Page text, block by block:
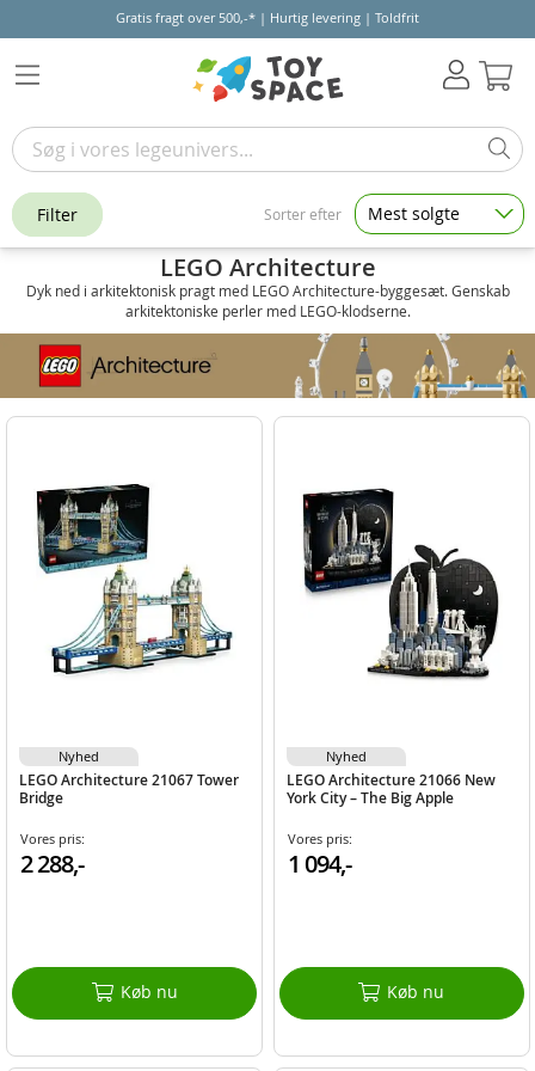
Gratis fragt over 500,-* | Hurtig levering | Toldfrit
LEGO Architecture
Dyk ned i arkitektonisk pragt med LEGO Architecture-byggesæt. Genskab
arkitektoniske perler med LEGO-klodserne.
LEGO Architecture 21067 Tower
Bridge
Vores pris:
2 288,-
Køb nu
Nyhed
LEGO Architecture 21066 New
York City – The Big Apple
Vores pris:
1 094,-
Køb nu
Nyhed
Filter Sorter efter Mest solgte